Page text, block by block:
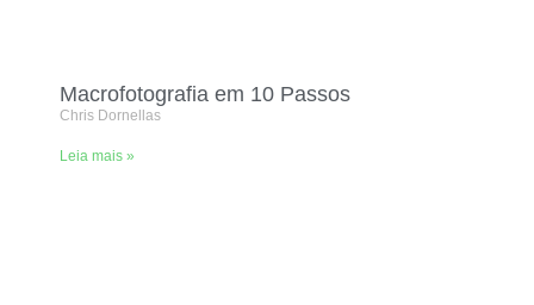
Macrofotografia em 10 Passos
Chris Dornellas
Leia mais »